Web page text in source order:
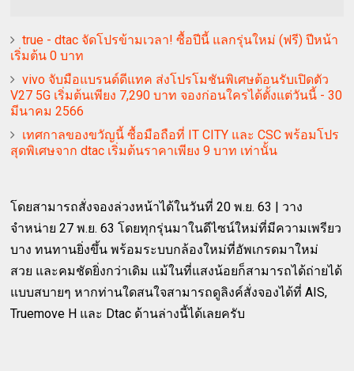
true - dtac จัดโปรข้ามเวลา! ซื้อปีนี้ แลกรุ่นใหม่ (ฟรี) ปีหน้า
เริ่มต้น 0 บาท
vivo จับมือแบรนด์ดีแทค ส่งโปรโมชันพิเศษต้อนรับเปิดตัว
V27 5G เริ่มต้นเพียง 7,290 บาท จองก่อนใครได้ตั้งแต่วันนี้ - 30
มีนาคม 2566
เทศกาลของขวัญนี้ ซื้อมือถือที่ IT CITY และ CSC พร้อมโปร
สุดพิเศษจาก dtac เริ่มต้นราคาเพียง 9 บาท เท่านั้น
โดยสามารถสั่งจองล่วงหน้าได้ในวันที่ 20 พ.ย. 63 | วาง
จำหน่าย 27 พ.ย. 63 โดยทุกรุ่นมาในดีไซน์ใหม่ที่มีความเพรียว
บาง ทนทานยิ่งขึ้น พร้อมระบบกล้องใหม่ที่อัพเกรดมาใหม่
สวย และคมชัดยิ่งกว่าเดิม แม้ในที่แสงน้อยก็สามารถได้ถ่ายได้
แบบสบายๆ หากท่านใดสนใจสามารถดูลิงค์สั่งจองได้ที่ AIS,
Truemove H และ Dtac ด้านล่างนี้ได้เลยครับ